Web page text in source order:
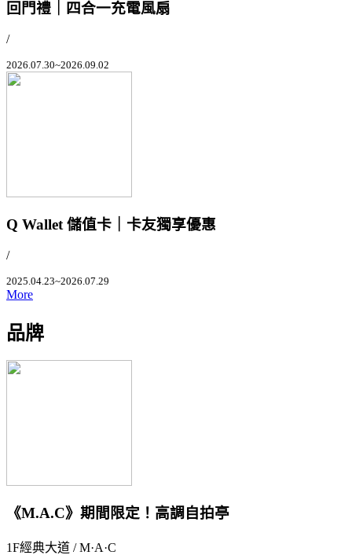
回門禮｜四合一充電風扇
/
2026.07.30~2026.09.02
Q Wallet 儲值卡｜卡友獨享優惠
/
2025.04.23~2026.07.29
More
品牌
《M.A.C》期間限定！高調自拍亭
1F經典大道 / M·A·C